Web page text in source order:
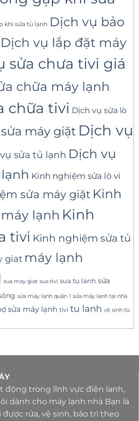
khi sửa tủ lạnh Dịch vụ bảo
Dịch vụ lắp đặt máy
sửa chưa tivi giá
chữa máy lạnh
chữa tivi Dịch vụ sửa lò
máy giặt Dịch vụ
sửa tủ lạnh Dịch vụ
Kinh nghiệm sửa lò vi
sửa máy giặt Kinh
lạnh Kinh
tivi Kinh nghiệm sửa tủ
giat máy lạnh
sua may giat sua tivi sua tu lanh sửa
sửa máy lạnh quận 1 sửa máy lạnh tại nhà
sửa máy lạnh tivi tu lanh vệ sinh tủ
động trong lĩnh vực điện lanh,
dành cho máy lạnh nhà Bạn là
được rửa, vệ sinh, bảo trì theo